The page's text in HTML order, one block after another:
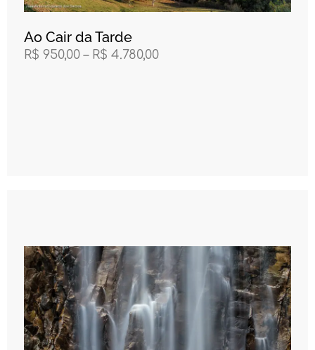
Ao Cair da Tarde
R$ 950,00 – R$ 4.780,00